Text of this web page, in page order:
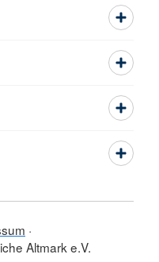
Altmark e.V.